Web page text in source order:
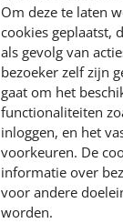
Om deze te laten
cookies geplaatst,
als gevolg van
bezoeker zelf zijn
gaat om het
functionaliteiten
inloggen, en het
voorkeuren. De
informatie over
voor andere
worden.